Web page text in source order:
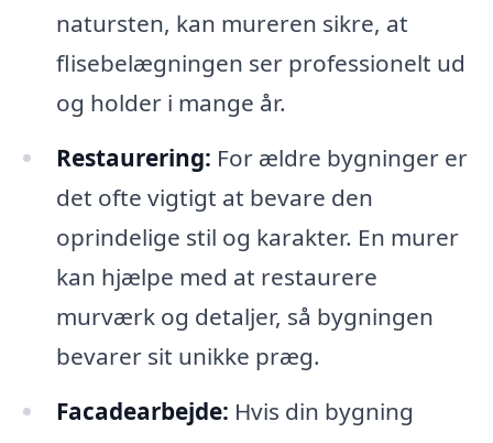
natursten, kan mureren sikre, at
flisebelægningen ser professionelt ud
og holder i mange år.
Restaurering: For ældre bygninger er
det ofte vigtigt at bevare den
oprindelige stil og karakter. En murer
kan hjælpe med at restaurere
murværk og detaljer, så bygningen
bevarer sit unikke præg.
Facadearbejde: Hvis din bygning